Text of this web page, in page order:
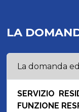
LA
La domanda
SERVIZIO
FUNZIONE